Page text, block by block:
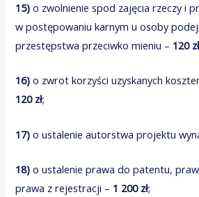
15) o zwolnienie spod zajęcia rzeczy i
w postępowaniu karnym u osoby
przestępstwa przeciwko mieniu – 120
16) o zwrot korzyści uzyskanych
120 zł;
17) o ustalenie autorstwa projektu
18) o ustalenie prawa do patentu,
prawa z rejestracji – 1 200 zł;